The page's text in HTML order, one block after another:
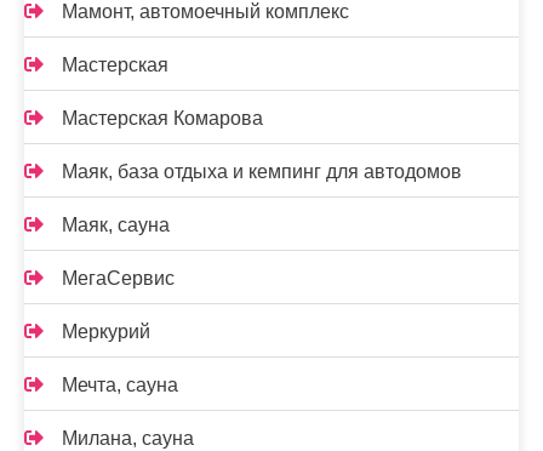
Мамонт, автомоечный комплекс
Мастерская
Мастерская Комарова
Маяк, база отдыха и кемпинг для автодомов
Маяк, сауна
МегаСервис
Меркурий
Мечта, сауна
Милана, сауна